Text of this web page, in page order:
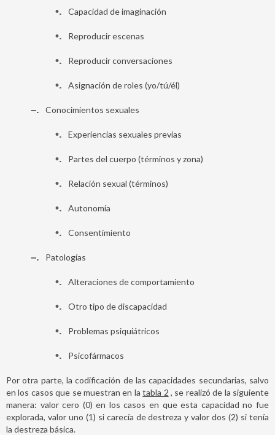
• Capacidad de imaginación
• Reproducir escenas
• Reproducir conversaciones
• Asignación de roles (yo/tú/él)
– Conocimientos sexuales
• Experiencias sexuales previas
• Partes del cuerpo (términos y zona)
• Relación sexual (términos)
• Autonomía
• Consentimiento
– Patologías
• Alteraciones de comportamiento
• Otro tipo de discapacidad
• Problemas psiquiátricos
• Psicofármacos
Por otra parte, la codificación de las capacidades secundarias, salvo
en los casos que se muestran en latabla 2 , se realizó de la siguiente
manera: valor cero (0) en los casos en que esta capacidad no fue
explorada, valor uno (1) si carecía de destreza y valor dos (2) si tenía
la destreza básica.